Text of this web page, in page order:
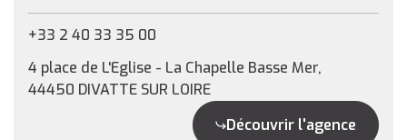
+33 2 40 33 35 00
4 place de L'Eglise - La Chapelle Basse Mer,
44450 DIVATTE SUR LOIRE
Découvrir l'agence